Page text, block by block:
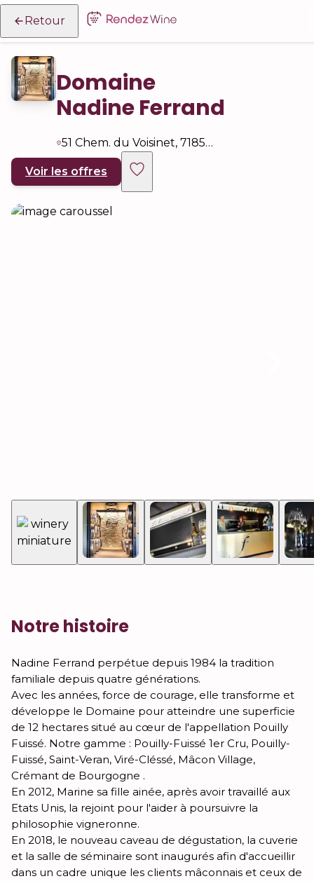
Retour
Domaine
Nadine Ferrand
51 Chem. du Voisinet, 71850 Charnay-lès-Mâcon, France
Voir les offres
Notre histoire
Nadine Ferrand perpétue depuis 1984 la tradition
familiale depuis quatre générations.
Avec les années, force de courage, elle transforme et
développe le Domaine pour atteindre une superficie
de 12 hectares situé au cœur de l'appellation Pouilly
Fuissé. Notre gamme : Pouilly-Fuissé 1er Cru, Pouilly-
Fuissé, Saint-Veran, Viré-Cléssé, Mâcon Village,
Crémant de Bourgogne .
En 2012, Marine sa fille ainée, après avoir travaillé aux
Etats Unis, la rejoint pour l'aider à poursuivre la
philosophie vigneronne.
En 2018, le nouveau caveau de dégustation, la cuverie
et la salle de séminaire sont inaugurés afin d'accueillir
dans un cadre unique les clients mâconnais et ceux de